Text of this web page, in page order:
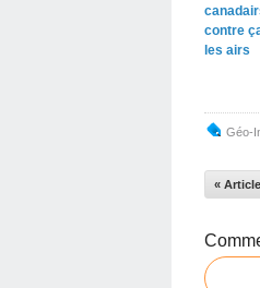
contre
les airs
Géo-
«